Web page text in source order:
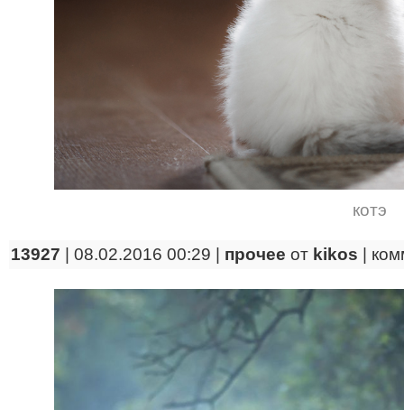
котэ
13927 | 08.02.2016 00:29 | прочее от kikos